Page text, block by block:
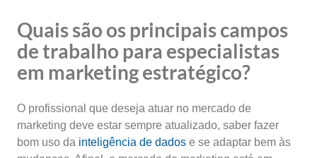
Quais são os principais campos
de trabalho para especialistas
em marketing estratégico?
O profissional que deseja atuar no mercado de
marketing deve estar sempre atualizado, saber fazer
bom uso da inteligência de dados e se adaptar bem às